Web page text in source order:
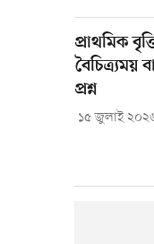
প্রাথমিক
বৈচিত্র্যময়
প্রশ্ন
১৫ জুলাই